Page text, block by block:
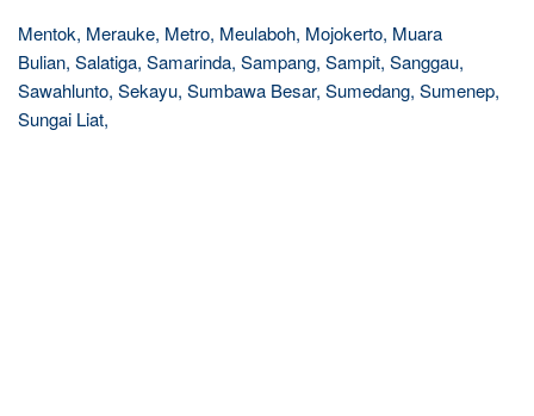
Mentok, Merauke, Metro, Meulaboh, Mojokerto, Muara
Bulian, Salatiga, Samarinda, Sampang, Sampit, Sanggau,
Sawahlunto, Sekayu, Sumbawa Besar, Sumedang, Sumenep,
Sungai Liat,